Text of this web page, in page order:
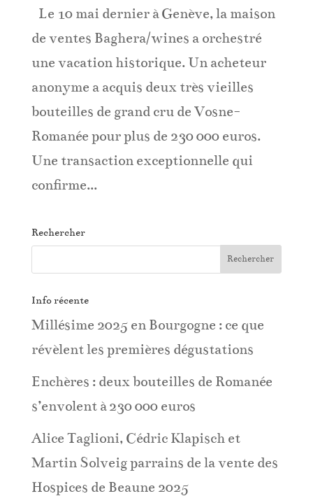
Le 10 mai dernier à Genève, la maison
de ventes Baghera/wines a orchestré
une vacation historique. Un acheteur
anonyme a acquis deux très vieilles
bouteilles de grand cru de Vosne-
Romanée pour plus de 230 000 euros.
Une transaction exceptionnelle qui
confirme...
Rechercher
Info récente
Millésime 2025 en Bourgogne : ce que
révèlent les premières dégustations
Enchères : deux bouteilles de Romanée
s’envolent à 230 000 euros
Alice Taglioni, Cédric Klapisch et
Martin Solveig parrains de la vente des
Hospices de Beaune 2025